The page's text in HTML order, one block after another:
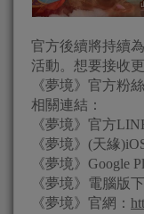
官方後續將持續
活動。想要接收
《夢境》官方粉
相關連結：
《夢境》官方
《夢境》(天緣
《夢境》Google
《夢境》電腦版
《夢境》官網：